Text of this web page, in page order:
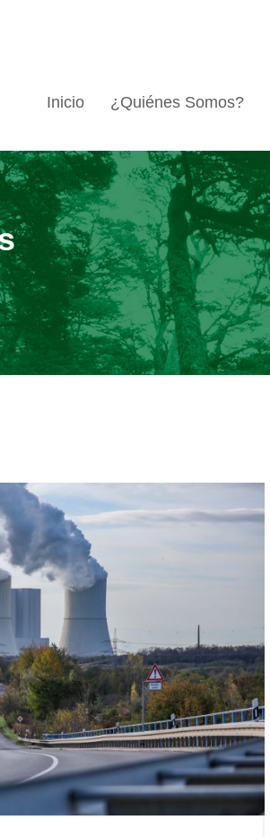
Inicio ¿Quiénes Somos?